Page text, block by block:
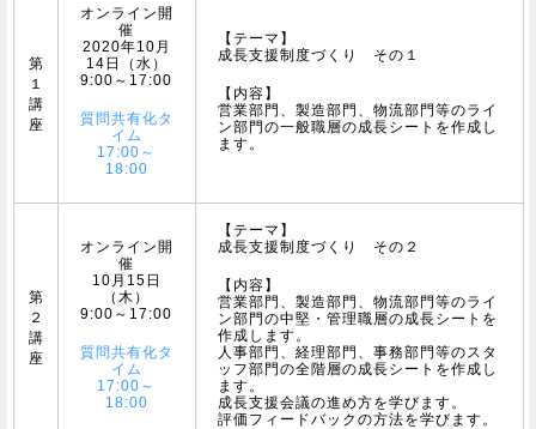
第
１
講
座
オンライン開
催
2020年10月
14日（水）
9:00～17:00
質問共有化タ
イム
17:00～
18:00
【テーマ】
成長支援制度づくり その１
【内容】
営業部門、製造部門、物流部門等のライ
ン部門の一般職層の成長シートを作成し
ます。
第
２
講
座
オンライン開
催
10月15日
（木）
9:00～17:00
質問共有化タ
イム
17:00～
18:00
【テーマ】
成長支援制度づくり その２
【内容】
営業部門、製造部門、物流部門等のライ
ン部門の中堅・管理職層の成長シートを
作成します。
人事部門、経理部門、事務部門等のスタ
ッフ部門の全階層の成長シートを作成し
ます。
成長支援会議の進め方を学びます。
評価フィードバックの方法を学びます。